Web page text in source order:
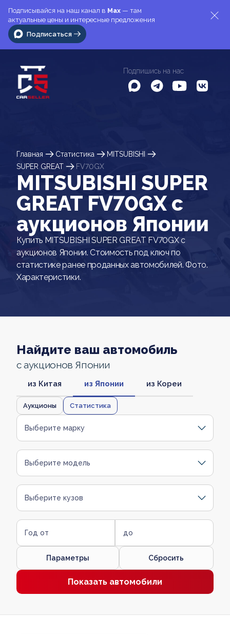
Подписывайся на наш канал в Max — там
актуальные цены и интересные предложения
Подписаться
Подпишись на нас
Главная Статистика
MITSUBISHI
SUPER GREAT
FV70GX
MITSUBISHI SUPER
GREAT FV70GX c
аукционов Японии
Купить MITSUBISHI SUPER GREAT FV70GX с
аукционов Японии. Стоимость под ключ по
статистике ранее проданных автомобилей. Фото.
Характеристики.
Найдите ваш автомобиль
с аукционов Японии
из Китая из Японии из Кореи
Аукционы Статистика
Выберите марку
Выберите модель
Выберите кузов
Год от до
Параметры Сбросить
Показать автомобили